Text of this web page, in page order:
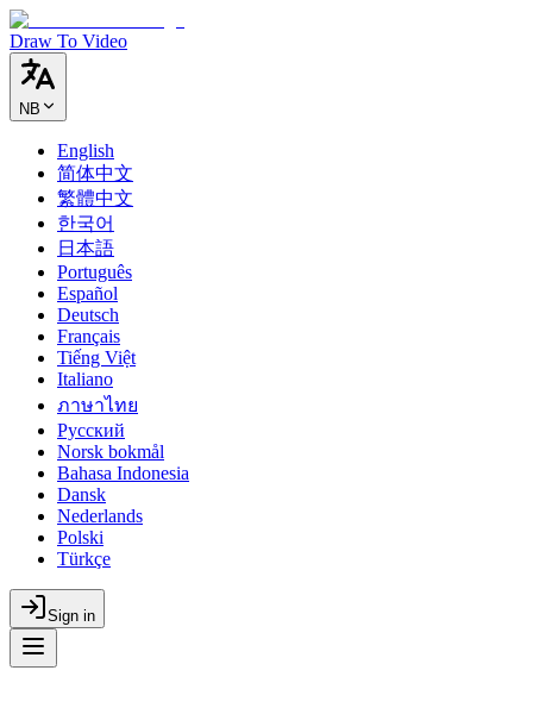
Draw To Video
NB
English
简体中文
繁體中文
한국어
日本語
Português
Español
Deutsch
Français
Tiếng Việt
Italiano
ภาษาไทย
Русский
Norsk bokmål
Bahasa Indonesia
Dansk
Nederlands
Polski
Türkçe
Sign in